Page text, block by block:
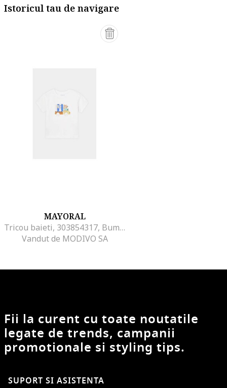
Istoricul tau de navigare
MAYORAL
Tricou baieti, 303854317, Bumbac, 68-74 CM, Alb
Vandut de MODIVO SA
Fii la curent cu toate noutatile
legate de trends, campanii
promotionale si styling tips.
SUPORT SI ASISTENTA